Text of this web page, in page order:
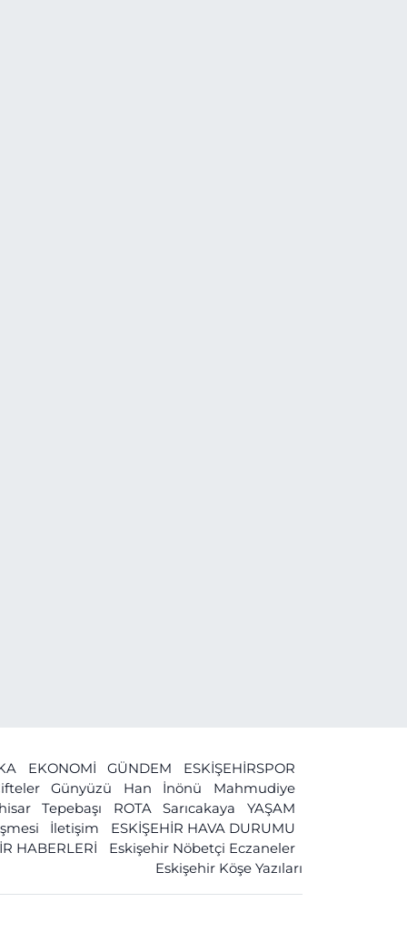
EKONOMİ GÜNDEM
ESKİŞEHİRSPOR
Günyüzü Han İnönü
Mahmudiye
Tepebaşı ROTA Sarıcakaya
YAŞAM
İletişim
ESKİŞEHİR HAVA DURUMU
HABERLERİ
Eskişehir Nöbetçi Eczaneler
Eskişehir Köşe Yazıları